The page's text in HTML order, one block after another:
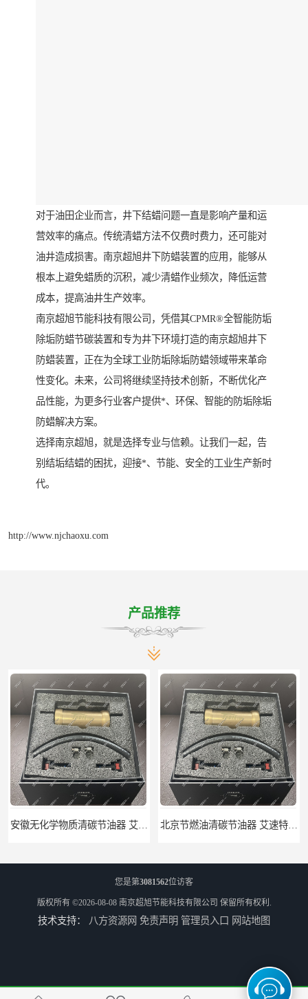
对于油田企业而言，井下结蜡问题一直是影响产量和运
营效率的痛点。传统清蜡方法不仅费时费力，还可能对
油井造成损害。南京超旭井下防蜡装置的应用，能够从
根本上避免蜡质的沉积，减少清蜡作业频次，降低运营
成本，提高油井生产效率。
南京超旭节能科技有限公司，凭借其CPMR®全智能防垢
除垢防蜡节碳装置和专为井下环境打造的南京超旭井下
防蜡装置，正在为全球工业防垢除垢防蜡领域带来革命
性变化。未来，公司将继续坚持技术创新，不断优化产
品性能，为更多行业客户提供*、环保、智能的防垢除垢
防蜡解决方案。
选择南京超旭，就是选择专业与信赖。让我们一起，告
别结垢结蜡的困扰，迎接*、节能、安全的工业生产新时
代。
http://www.njchaoxu.com
产品推荐
您是第3081562位访客
版权所有 ©2026-08-08 南京超旭节能科技有限公司 保留所有权利.
技术支持： 八方资源网 免责声明 管理员入口 网站地图